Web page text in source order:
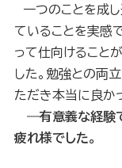
一つのことを成
ていることを実感
って仕向けること
した。勉強との両
ただき本当に良か
―有意義な経験で
疲れ様でした。